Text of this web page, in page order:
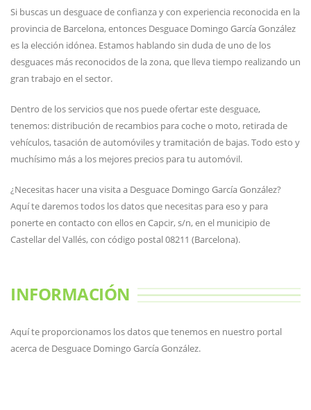
Si buscas un desguace de confianza y con experiencia reconocida en la
provincia de Barcelona, entonces Desguace Domingo García González
es la elección idónea. Estamos hablando sin duda de uno de los
desguaces más reconocidos de la zona, que lleva tiempo realizando un
gran trabajo en el sector.
Dentro de los servicios que nos puede ofertar este desguace,
tenemos: distribución de recambios para coche o moto, retirada de
vehículos, tasación de automóviles y tramitación de bajas. Todo esto y
muchísimo más a los mejores precios para tu automóvil.
¿Necesitas hacer una visita a Desguace Domingo García González?
Aquí te daremos todos los datos que necesitas para eso y para
ponerte en contacto con ellos en Capcir, s/n, en el municipio de
Castellar del Vallés, con código postal 08211 (Barcelona).
INFORMACIÓN
Aquí te proporcionamos los datos que tenemos en nuestro portal
acerca de Desguace Domingo García González.